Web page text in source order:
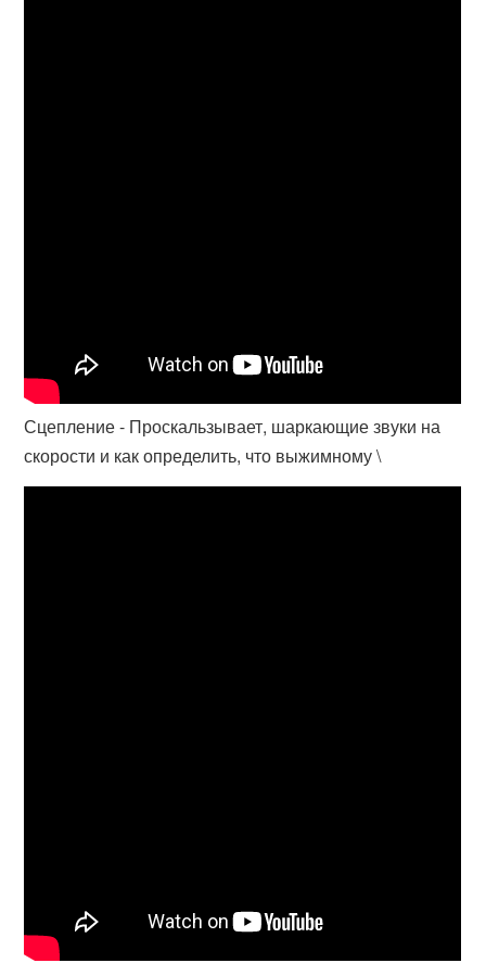
Сцепление - Проскальзывает, шаркающие звуки на
скорости и как определить, что выжимному \